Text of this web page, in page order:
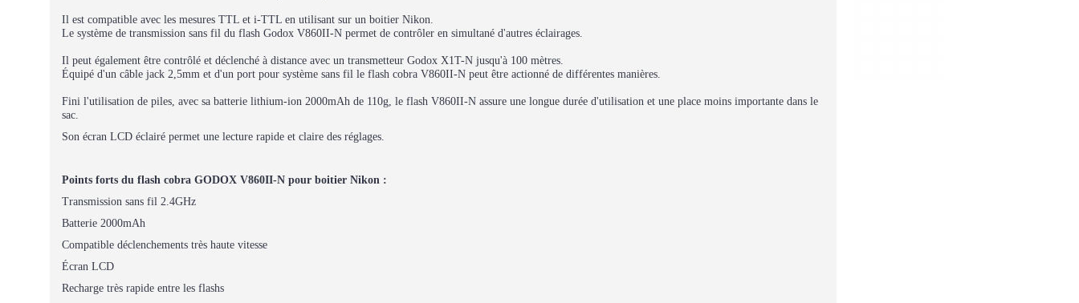
Il est compatible avec les mesures TTL et i-TTL en utilisant sur un boitier Nikon.
Le système de transmission sans fil du flash Godox V860II-N permet de contrôler en simultané d'autres éclairages.
Il peut également être contrôlé et déclenché à distance avec un transmetteur Godox X1T-N jusqu'à 100 mètres.
Équipé d'un câble jack 2,5mm et d'un port pour système sans fil le flash cobra V860II-N peut être actionné de différentes manières.
Fini l'utilisation de piles, avec sa batterie lithium-ion 2000mAh de 110g, le flash V860II-N assure une longue durée d'utilisation et une place moins importante dans le
sac.
Son écran LCD éclairé permet une lecture rapide et claire des réglages.
Points forts du flash cobra GODOX V860II-N pour boitier Nikon :
Transmission sans fil 2.4GHz
Batterie 2000mAh
Compatible déclenchements très haute vitesse
Écran LCD
Recharge très rapide entre les flashs